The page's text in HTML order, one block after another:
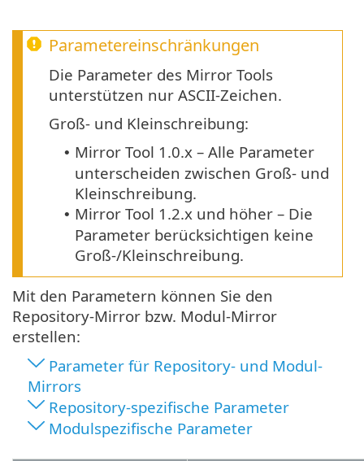
Parametereinschränkungen
Die Parameter des Mirror Tools
unterstützen nur ASCII-Zeichen.
Groß- und Kleinschreibung:
• Mirror Tool 1.0.x – Alle Parameter
unterscheiden zwischen Groß- und
Kleinschreibung.
• Mirror Tool 1.2.x und höher – Die
Parameter berücksichtigen keine
Groß-/Kleinschreibung.
Mit den Parametern können Sie den
Repository-Mirror bzw. Modul-Mirror
erstellen:
Parameter für Repository- und Modul-
Mirrors
Repository-spezifische Parameter
Modulspezifische Parameter